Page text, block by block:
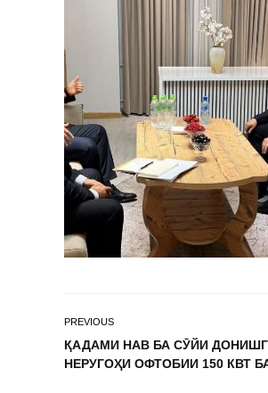
PREVIOUS
ҚАДАМИ НАВ БА СӮЙИ
НЕРУГОҲИ ОФТОБИИ 150 КВТ